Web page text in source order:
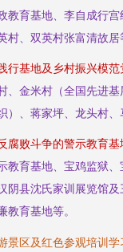
教育基地、李自成行
村、双英村张富清故居
行基地及乡村振兴模范
、金米村（全国先进基
）、蒋家坪、龙头村、
腐败斗争的警示教育基
教育基地、宝鸡监狱
阴县沈氏家训展览馆
教育基地等。
景区及红色参观培训学